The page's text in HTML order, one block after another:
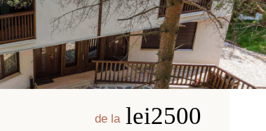
de la lei2500